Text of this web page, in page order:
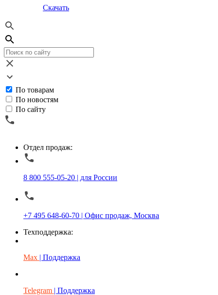
Скачать
По товарам
По новостям
По сайту
Отдел продаж:
8 800 555-05-20 | для России
+7 495 648-60-70 | Офис продаж, Москва
Техподдержка:
Max | Поддержка
Telegram | Поддержка